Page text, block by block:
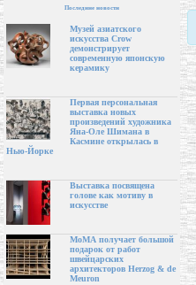
Последние новости
Музей азиатского
искусства Crow
демонстрирует
современную японскую
керамику
Первая персональная
выставка новых
произведений художника
Яна-Оле Шимана в
Касмине открылась в
Нью-Йорке
Выставка посвящена
голове как мотиву в
искусстве
МоМА получает большой
подарок от работ
швейцарских
архитекторов Herzog & de
Meuron